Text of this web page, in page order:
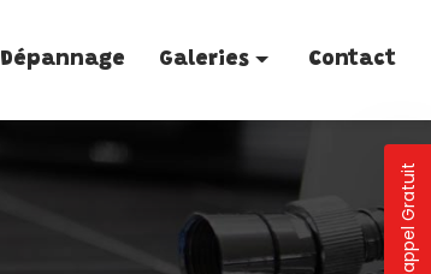
Rappel Gratuit
Dépannage Galeries
Entretien
Dépannage
Contact